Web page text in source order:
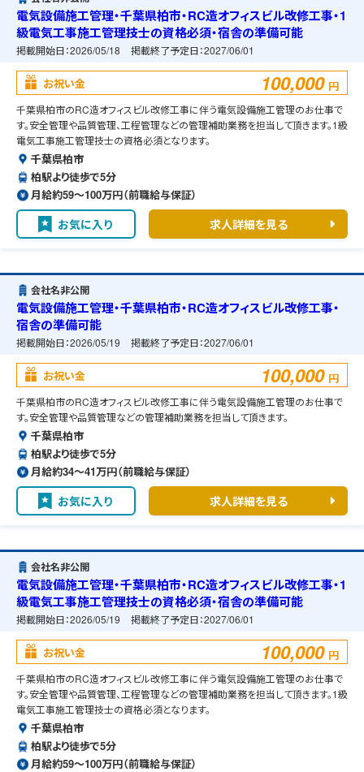
電気設備施工管理・千葉県柏市・RC造オフィスビル改修工事・1
級電気工事施工管理技士の資格必須・宿舎の準備可能
掲載開始日：2026/05/18 掲載終了予定日：2027/06/01
お祝い金 100,000 円
千葉県柏市のRC造オフィスビル改修工事に伴う電気設備施工管理のお仕事で
す。安全管理や品質管理、工程管理などの管理補助業務を担当して頂きます。1級
電気工事施工管理技士の資格必須となります。
千葉県柏市
柏駅より徒歩で5分
月給約59〜100万円（前職給与保証）
お気に入り 求人詳細を見る
会社名非公開
電気設備施工管理・千葉県柏市・RC造オフィスビル改修工事・
宿舎の準備可能
掲載開始日：2026/05/19 掲載終了予定日：2027/06/01
お祝い金 100,000 円
千葉県柏市のRC造オフィスビル改修工事に伴う電気設備施工管理のお仕事で
す。安全管理や品質管理などの管理補助業務を担当して頂きます。
千葉県柏市
柏駅より徒歩で5分
月給約34〜41万円（前職給与保証）
お気に入り 求人詳細を見る
会社名非公開
電気設備施工管理・千葉県柏市・RC造オフィスビル改修工事・1
級電気工事施工管理技士の資格必須・宿舎の準備可能
掲載開始日：2026/05/19 掲載終了予定日：2027/06/01
お祝い金 100,000 円
千葉県柏市のRC造オフィスビル改修工事に伴う電気設備施工管理のお仕事で
す。安全管理や品質管理、工程管理などの管理補助業務を担当して頂きます。1級
電気工事施工管理技士の資格必須となります。
千葉県柏市
柏駅より徒歩で5分
月給約59〜100万円（前職給与保証）